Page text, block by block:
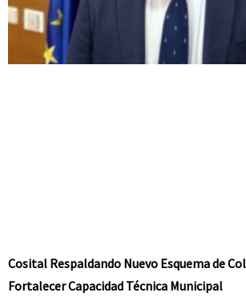
Cosital Respaldando Nuevo Esquema de
Fortalecer Capacidad Técnica Municipal